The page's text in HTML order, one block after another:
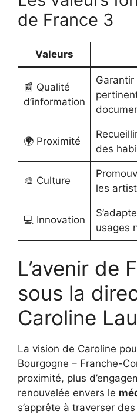
de France 3
Valeurs
📰 Qualité
d’information
🌍 Proximité
des
🎨 Culture
les
💻 Innovation
usages
L’avenir de
sous la
Caroline
La vision de Caroline
Bourgogne – Franche-
proximité, plus
renouvelée envers le
s’apprête à traverser